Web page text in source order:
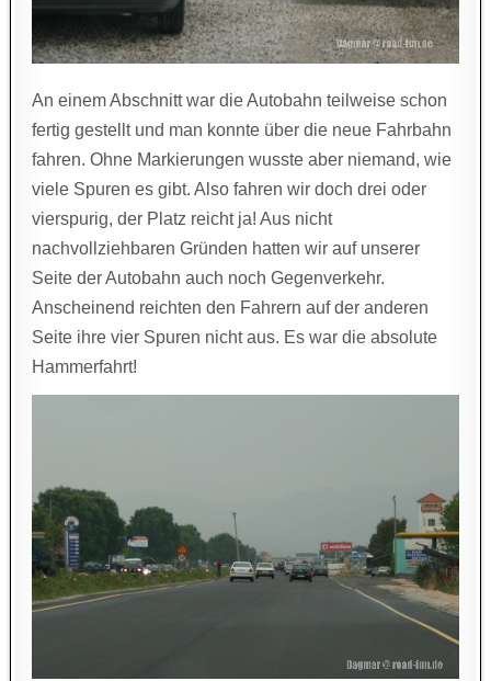
An einem Abschnitt war die Autobahn teilweise schon
fertig gestellt und man konnte über die neue Fahrbahn
fahren. Ohne Markierungen wusste aber niemand, wie
viele Spuren es gibt. Also fahren wir doch drei oder
vierspurig, der Platz reicht ja! Aus nicht
nachvollziehbaren Gründen hatten wir auf unserer
Seite der Autobahn auch noch Gegenverkehr.
Anscheinend reichten den Fahrern auf der anderen
Seite ihre vier Spuren nicht aus. Es war die absolute
Hammerfahrt!